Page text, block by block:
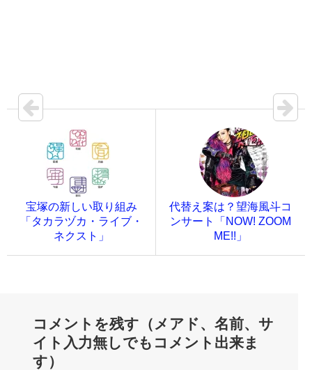
宝塚の新しい取り組み
「タカラヅカ・ライブ・
ネクスト」
代替え案は？望海風斗コ
ンサート「NOW! ZOOM
ME!!」
コメントを残す（メアド、名前、サ
イト入力無しでもコメント出来ま
す）